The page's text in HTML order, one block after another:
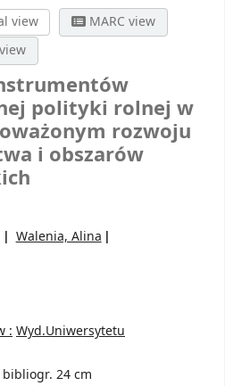
view
MARC view
polityki rolnej w
rozwoju
i obszarów
Walenia, Alina
:Wyd.Uniwersytetu
24 cm